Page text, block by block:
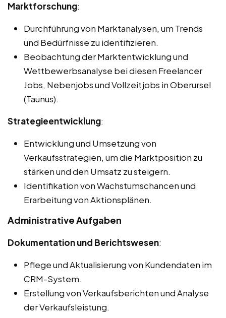
Marktforschung:
Durchführung von Marktanalysen, um Trends
und Bedürfnisse zu identifizieren.
Beobachtung der Marktentwicklung und
Wettbewerbsanalyse bei diesen Freelancer
Jobs, Nebenjobs und Vollzeitjobs in Oberursel
(Taunus).
Strategieentwicklung:
Entwicklung und Umsetzung von
Verkaufsstrategien, um die Marktposition zu
stärken und den Umsatz zu steigern.
Identifikation von Wachstumschancen und
Erarbeitung von Aktionsplänen.
Administrative Aufgaben
Dokumentation und Berichtswesen:
Pflege und Aktualisierung von Kundendaten im
CRM-System.
Erstellung von Verkaufsberichten und Analyse
der Verkaufsleistung.